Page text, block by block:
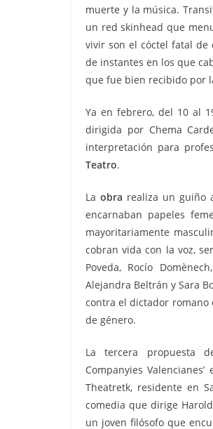
muerte y la música.
un red skinhead que
vivir son el cóctel fatal de
de instantes en los que
que fue bien recibido por
Ya en febrero, del 10 al
dirigida por Chema
interpretación para
Teatro.
Laobra realiza un guiño
encarnaban papeles
mayoritariamente
cobran vida con la voz,
Poveda, Rocío
Alejandra Beltrán y Sara
contra el dictador
de género.
La tercera propuesta
Companyies Valencianes’
Theatretk, residente en
comedia que dirige
un joven filósofo que